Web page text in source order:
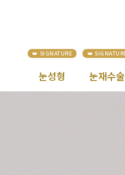
눈성형 눈재수술